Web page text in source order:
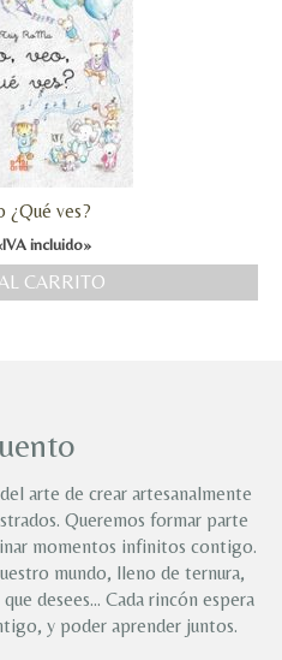
¿Qué ves?
incluido»
CARRITO
arte de crear artesanalmente
Queremos formar parte
momentos infinitos contigo.
mundo, lleno de ternura,
desees… Cada rincón espera
y poder aprender juntos.